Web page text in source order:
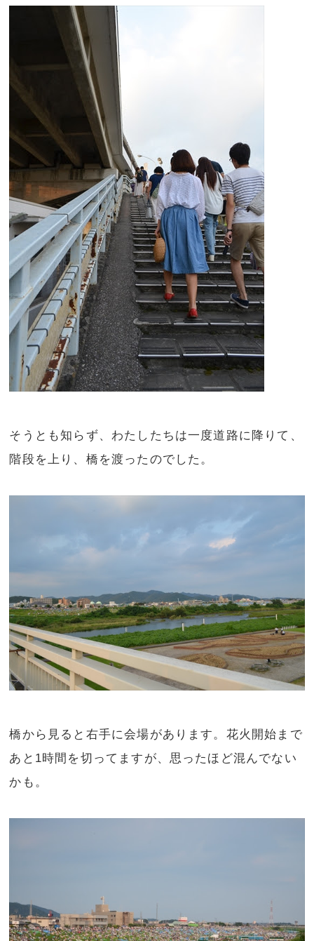
そうとも知らず、わたしたちは一度道路に降りて、
階段を上り、橋を渡ったのでした。
橋から見ると右手に会場があります。花火開始まで
あと1時間を切ってますが、思ったほど混んでない
かも。